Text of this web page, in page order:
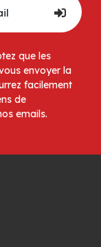
que les
envoyer la
facilement
de
emails.